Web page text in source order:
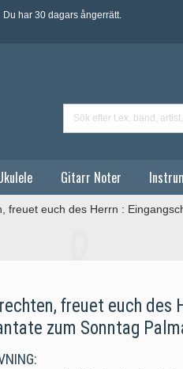
Du har 30 dagars ångerrätt.
Gitarr Noter
freuet euch des Herrn :
freuet euch des
zum Sonntag